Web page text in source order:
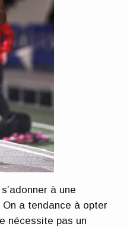
à une
a tendance à opter
nécessite pas un